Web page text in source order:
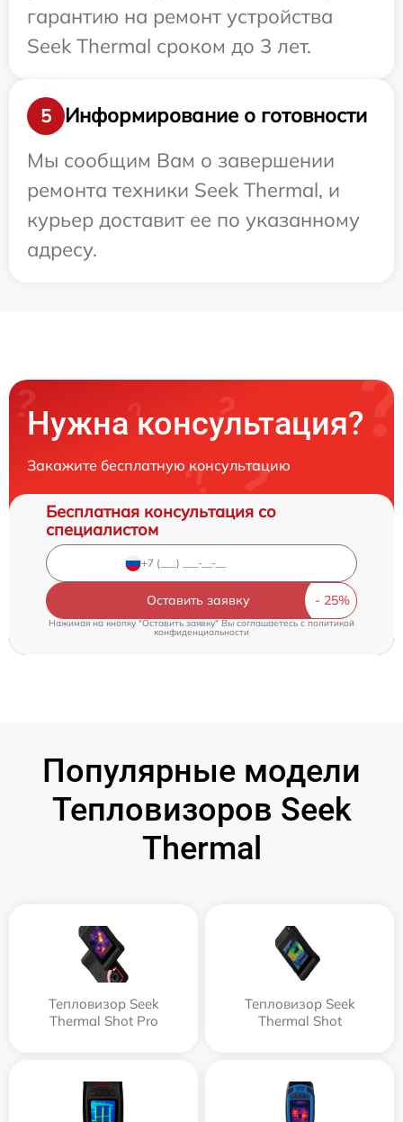
гарантию на ремонт устройства
Seek Thermal сроком до 3 лет.
5
Информирование о готовности
Мы сообщим Вам о завершении
ремонта техники Seek Thermal, и
курьер доставит ее по указанному
адресу.
Нужна консультация?
Закажите бесплатную консультацию
Бесплатная консультация со
специалистом
Оставить заявку
Нажимая на кнопку "Оставить заявку" Вы соглашаетесь cполитикой
конфиденциальности
Популярные модели
Тепловизоров Seek
Thermal
Тепловизор Seek
Thermal Shot Pro
Тепловизор Seek
Thermal Shot